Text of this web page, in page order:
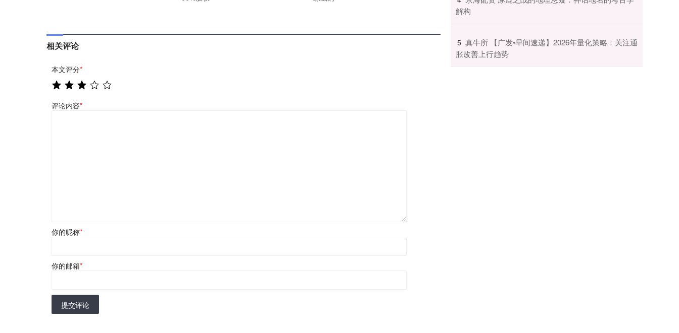
相关评论
本文评分*
评论内容*
你的昵称*
你的邮箱*
提交评论
解构
5 ​真牛所 【广发•早间速递】2026年量化策略：关注通
胀改善上行趋势